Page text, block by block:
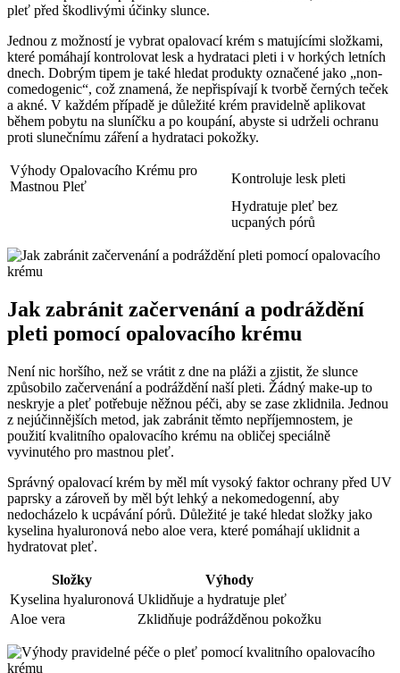
pleť před škodlivými účinky slunce.
Jednou⁢ z možností je vybrat ⁣opalovací krém⁣ s matujícími složkami,
které pomáhají⁢ kontrolovat lesk ⁣a hydrataci ⁤pleti i v ‌horkých⁤ letních
dnech. Dobrým tipem ⁢je také hledat produkty‍ označené jako‍ „non-
comedogenic“,​ což znamená, že nepřispívají k tvorbě černých ‍teček
a akné. V každém případě je důležité krém pravidelně aplikovat
během pobytu⁢ na sluníčku a po koupání, abyste si ‍udrželi ochranu
proti​ slunečnímu záření a hydrataci pokožky.
Výhody Opalovacího Krému pro
Mastnou Pleť
Kontroluje lesk pleti
Hydratuje pleť bez
ucpaných‍ pórů
Jak zabránit začervenání a podráždění
pleti pomocí opalovacího krému
Není​ nic horšího, než se vrátit z dne na⁢ pláži a zjistit, že slunce
způsobilo začervenání a podráždění ‍naší ‍pleti. Žádný make-up to‍
neskryje a ⁣pleť ‌potřebuje ⁤něžnou ⁣péči, aby se zase zklidnila. ​Jednou
z​ nejúčinnějších metod, ‌jak zabránit těmto nepříjemnostem, je⁢
použití kvalitního⁣ opalovacího ⁤krému na obličej speciálně
vyvinutého pro mastnou pleť.
Správný opalovací ⁤krém ​by ‌měl mít vysoký faktor ochrany před UV
paprsky a zároveň by ‌měl být lehký ‌a ​nekomedogenní,‍ aby
nedocházelo k ucpávání ⁤pórů. ‍Důležité⁤ je také ⁤hledat složky jako‌
kyselina hyaluronová⁣ nebo ‌aloe vera, které pomáhají uklidnit ⁣a‍
hydratovat pleť.
Složky
Výhody
Kyselina hyaluronová Uklidňuje a hydratuje pleť
Aloe ‍vera
Zklidňuje⁢ podrážděnou pokožku